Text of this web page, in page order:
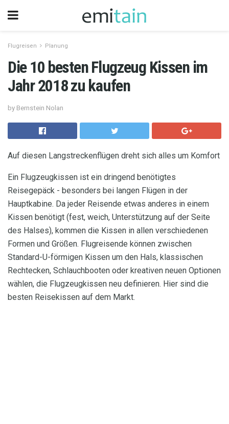
Flugreisen Planung
Die 10 besten Flugzeug Kissen im
Jahr 2018 zu kaufen
by Bernstein Nolan
Auf diesen Langstreckenflügen dreht sich alles um Komfort
Ein Flugzeugkissen ist ein dringend benötigtes
Reisegepäck - besonders bei langen Flügen in der
Hauptkabine. Da jeder Reisende etwas anderes in einem
Kissen benötigt (fest, weich, Unterstützung auf der Seite
des Halses), kommen die Kissen in allen verschiedenen
Formen und Größen. Flugreisende können zwischen
Standard-U-förmigen Kissen um den Hals, klassischen
Rechtecken, Schlauchbooten oder kreativen neuen Optionen
wählen, die Flugzeugkissen neu definieren. Hier sind die
besten Reisekissen auf dem Markt.